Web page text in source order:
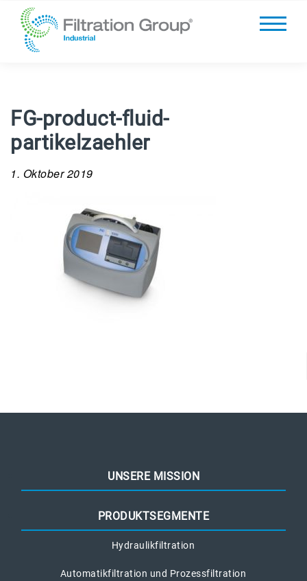
FG-product-fluid-
partikelzaehler
1. Oktober 2019
UNSERE MISSION
PRODUKTSEGMENTE
Hydraulikfiltration
Automatikfiltration und Prozessfiltration